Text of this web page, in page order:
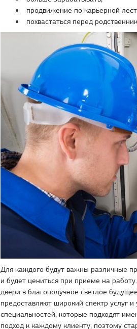
продвижение по карьерной
похвастаться перед
Для каждого будут важны различные
и будет цениться при приеме на
двери в благополучное светлое
предоставляют широкий спектр услуг
специальностей, которые подходят
подход к каждому клиенту, поэтому